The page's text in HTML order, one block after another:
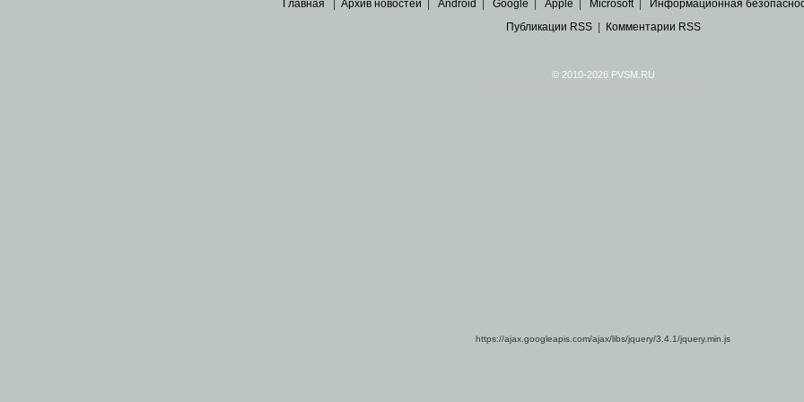
Главная Архив новостей Android Google Apple Microsoft| Информационная
Публикации RSS| Комментарии RSS
© 2010-2026 PVSM.RU
https://ajax.googleapis.com/ajax/libs/jquery/3.4.1/jquery.min.js